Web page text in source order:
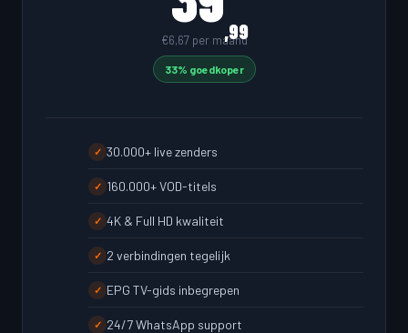
,99
€6,67 per maand
33% goedkoper
✓ 30.000+ live zenders
✓ 160.000+ VOD-titels
✓ 4K & Full HD kwaliteit
✓ 2 verbindingen tegelijk
✓ EPG TV-gids inbegrepen
✓ 24/7 WhatsApp support